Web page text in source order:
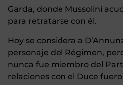
Garda, donde Mussolini
para retratarse con él.
Hoy se considera a
personaje del Régimen,
nunca fue miembro del
relaciones con el Duce